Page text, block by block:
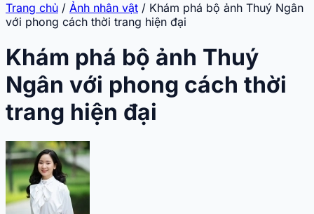
Trang chủ / Ảnh nhân vật / Khám phá bộ ảnh Thuý Ngân
với phong cách thời trang hiện đại
Khám phá bộ ảnh Thuý
Ngân với phong cách thời
trang hiện đại